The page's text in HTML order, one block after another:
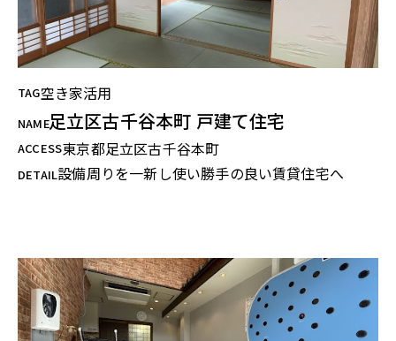
TAG空き家活用
NAME足立区古千谷本町 戸建て住宅
ACCESS東京都足立区古千谷本町
DETAIL設備周りを一新し使い勝手の良い賃貸住宅へ